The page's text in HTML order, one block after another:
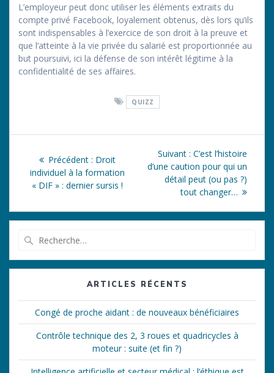
L’employeur peut donc utiliser les éléments extraits du
compte privé Facebook, loyalement obtenus, dès lors qu’ils
sont indispensables à l’exercice de son droit à la preuve et
que l’atteinte à la vie privée du salarié est proportionnée au
but poursuivi, ici la défense de son intérêt légitime à la
confidentialité de ses affaires.
QUIZZ
Précédent : Article
précédent
:
Droit
individuel à la formation
« DIF » : dernier sursis !
Suivant : Article
suivant
:
C’est l’histoire
d’une caution pour qui un
détail peut (ou pas ?)
tout changer…
:
ARTICLES RÉCENTS
Congé de proche aidant : de nouveaux bénéficiaires
Contrôle technique des 2, 3 roues et quadricycles à
moteur : suite (et fin ?)